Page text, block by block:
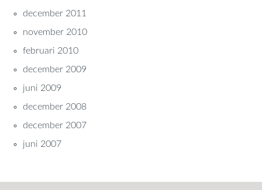
december 2011
november 2010
februari 2010
december 2009
juni 2009
december 2008
december 2007
juni 2007